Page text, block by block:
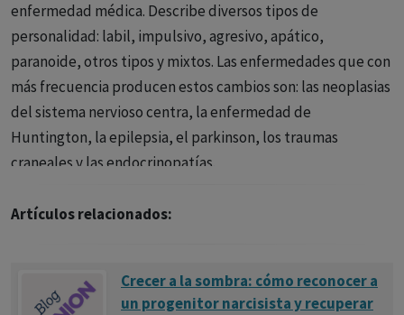
enfermedad médica. Describe diversos tipos de
personalidad: labil, impulsivo, agresivo, apático,
paranoide, otros tipos y mixtos. Las enfermedades que con
más frecuencia producen estos cambios son: las neoplasias
del sistema nervioso centra, la enfermedad de
Huntington, la epilepsia, el parkinson, los traumas
craneales y las endocrinopatías.
Artículos relacionados:
Crecer a la sombra: cómo reconocer a
un progenitor narcisista y recuperar